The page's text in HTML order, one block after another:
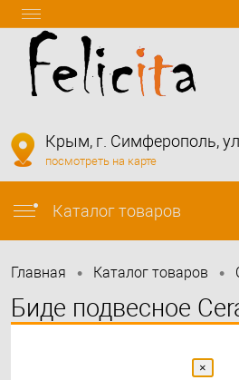
info@felicita-crimea.ru
Крым, г. Симферополь,
посмотреть на карте
Каталог товаров
Главная • Каталог товаров •
Биде подвесное
×